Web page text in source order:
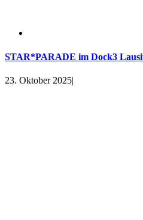
STAR*PARADE im Dock3
23. Oktober 2025|